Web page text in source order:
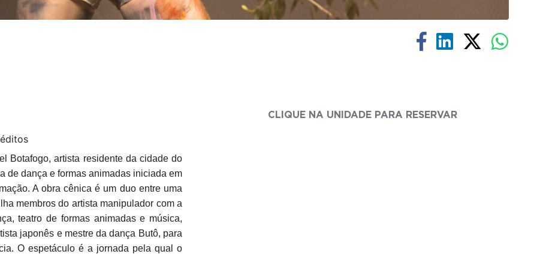
Botafogo, artista residente da cidade do
de dança e formas animadas iniciada em
A obra cênica é um duo entre uma
membros do artista manipulador com a
teatro de formas animadas e música,
japonês e mestre da dança Butô, para
O espetáculo é a jornada pela qual o
CLIQUE NA UNIDADE PARA RESERVAR